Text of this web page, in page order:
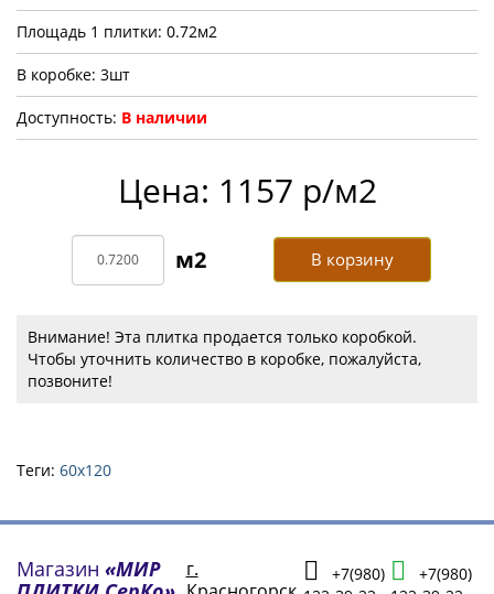
Площадь 1 плитки: 0.72м2
В коробке: 3шт
Доступность: В наличии
Цена: 1157 р/м2
В корзину
Внимание! Эта плитка продается только коробкой.
Чтобы уточнить количество в коробке, пожалуйста,
позвоните!
Теги: 60х120
Магазин «МИР
г.
+7(980)
+7(980)